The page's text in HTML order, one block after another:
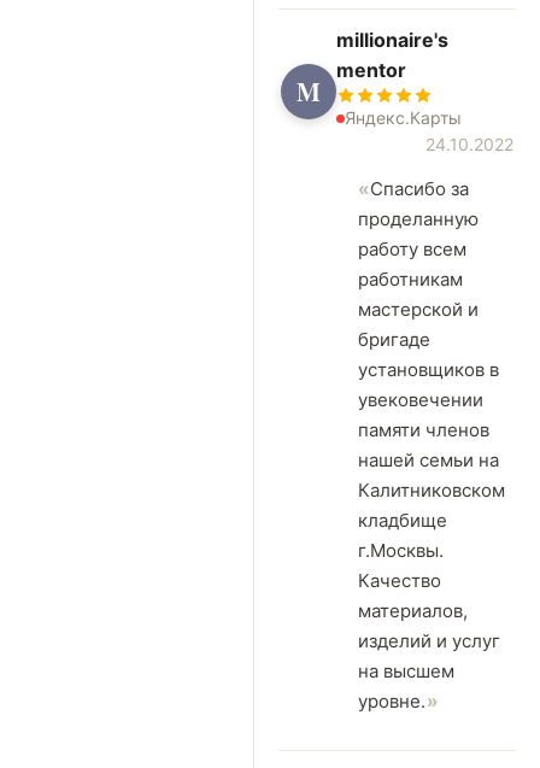
M
millionaire's
mentor
Яндекс.Карты
24.10.2022
Спасибо за
проделанную
работу всем
работникам
мастерской и
бригаде
установщиков в
увековечении
памяти членов
нашей семьи на
Калитниковском
кладбище
г.Москвы.
Качество
материалов,
изделий и услуг
на высшем
уровне.